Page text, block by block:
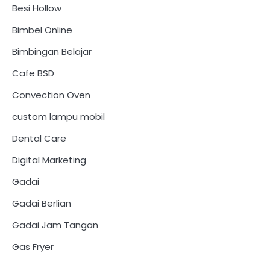
Besi Hollow
Bimbel Online
Bimbingan Belajar
Cafe BSD
Convection Oven
custom lampu mobil
Dental Care
Digital Marketing
Gadai
Gadai Berlian
Gadai Jam Tangan
Gas Fryer